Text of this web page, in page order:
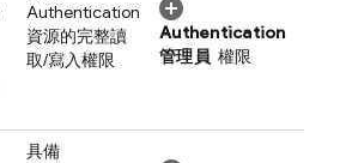
Authentication
資源的完整讀
取/寫入權限
Authentication
管理員 權限
具備